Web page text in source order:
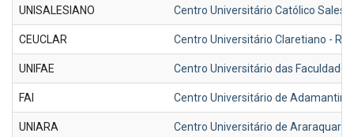
UNISALESIANO Centro Universitário Católico
CEUCLAR Centro Universitário Claretiano - Rio
UNIFAE Centro Universitário das Faculdade
FAI Centro Universitário de
UNIARA Centro Universitário de Araraquara-